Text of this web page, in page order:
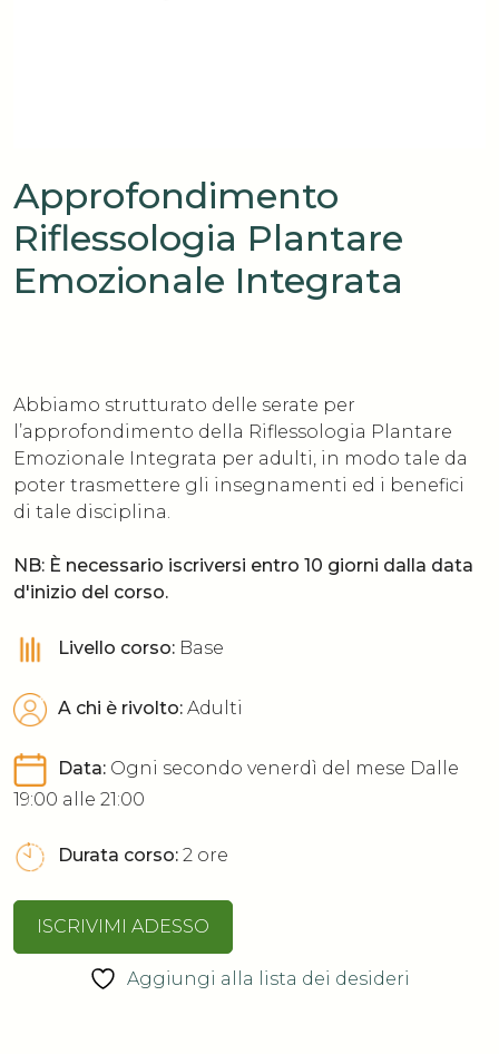
Approfondimento
Riflessologia Plantare
Emozionale Integrata
Abbiamo strutturato delle serate per
l’approfondimento della Riflessologia Plantare
Emozionale Integrata per adulti, in modo tale da
poter trasmettere gli insegnamenti ed i benefici
di tale disciplina.
NB: È necessario iscriversi entro 10 giorni dalla data
d'inizio del corso.
Livello corso: Base
A chi è rivolto: Adulti
Data: Ogni secondo venerdì del mese Dalle
19:00 alle 21:00
Durata corso: 2 ore
ISCRIVIMI ADESSO
Aggiungi alla lista dei desideri